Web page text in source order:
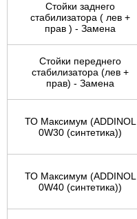
Стойки заднего
стабилизатора ( лев +
прав ) - Замена
Стойки переднего
стабилизатора (лев +
прав) - Замена
ТО Максимум (ADDINOL
0W30 (синтетика))
ТО Максимум (ADDINOL
0W40 (синтетика))